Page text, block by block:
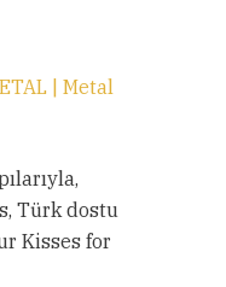
| Metal
Türk dostu
Kisses for